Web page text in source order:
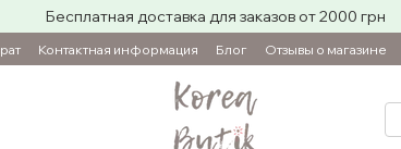
Бесплатная доставка для заказов от 2000 грн
Контактная информация Блог Отзывы о магазине